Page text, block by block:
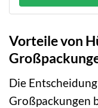
Vorteile von
Die
Großpackungen